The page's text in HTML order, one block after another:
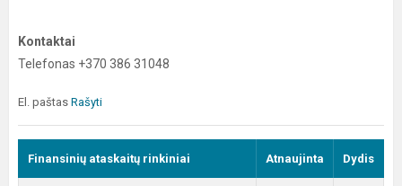
Kontaktai
Telefonas +370 386 31048
El. paštas Rašyti
Finansinių ataskaitų rinkiniai Atnaujinta Dydis